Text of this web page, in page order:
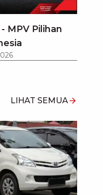
MPV Pilihan
LIHAT SEMUA